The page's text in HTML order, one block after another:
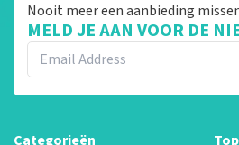
Nooit meer een aanbieding
MELD JE AAN VOOR DE
Categorieën